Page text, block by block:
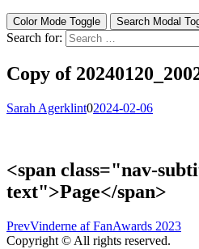
Color Mode Toggle Search Modal
Search for:
Copy of
Sarah Agerklint02024-02-06
<span class="nav-
text">Page</span>
PrevVinderne af FanAwards 2023
Copyright © All rights reserved.